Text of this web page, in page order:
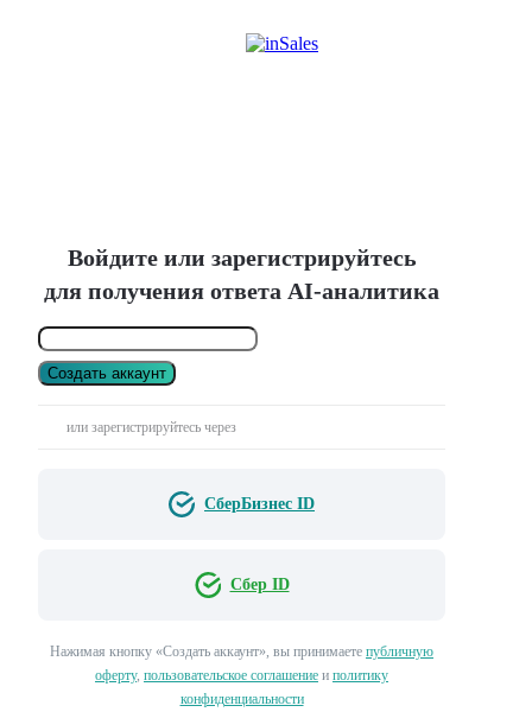
Войдите или зарегистрируйтесь
для получения ответа AI-аналитика
Создать аккаунт
или зарегистрируйтесь через
СберБизнес ID
Сбер ID
Нажимая кнопку «Создать аккаунт», вы принимаете публичную
оферту, пользовательское соглашение и политику
конфиденциальности